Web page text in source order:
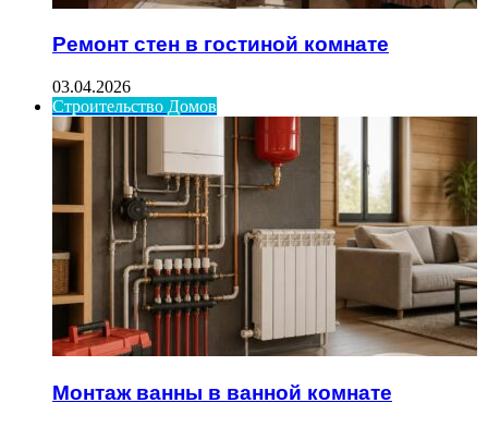
Ремонт стен в гостиной комнате
03.04.2026
Строительство Домов
Монтаж ванны в ванной комнате